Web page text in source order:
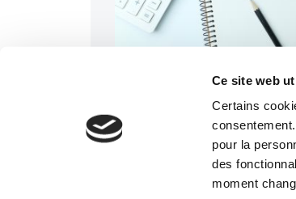
Ce site web
Certains
pour la
des
moment
Facturation électronique
changements pour